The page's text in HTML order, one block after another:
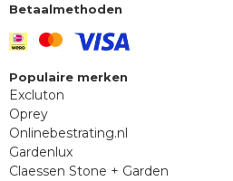
Betaalmethoden
Populaire merken
Excluton
Oprey
Onlinebestrating.nl
Gardenlux
Claessen Stone + Garden